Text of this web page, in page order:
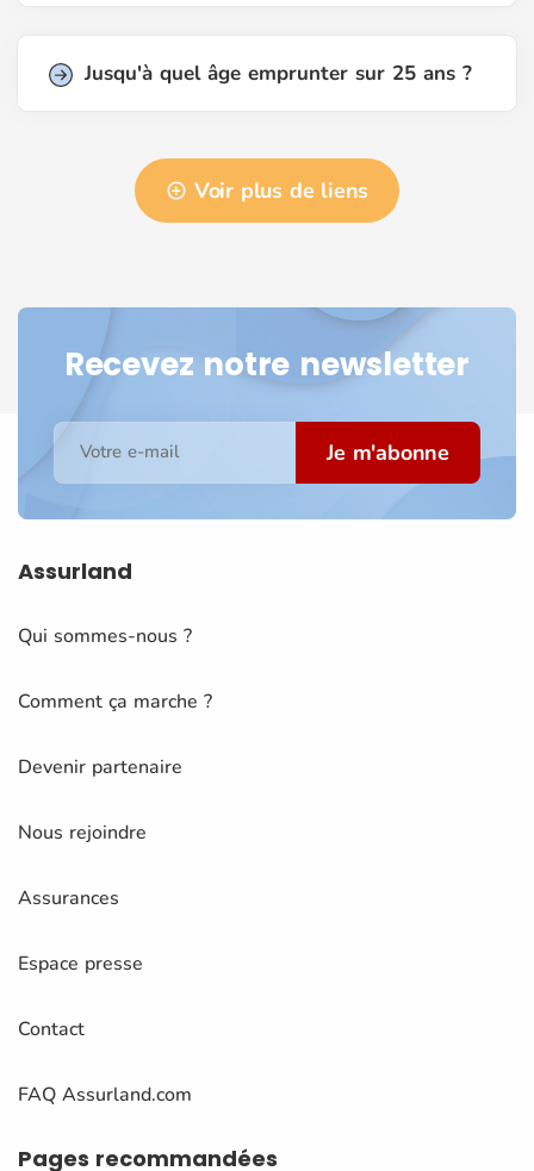
Jusqu'à quel âge emprunter sur 25 ans ?
Voir plus de liens
Recevez notre newsletter
Votre e-mail Je m'abonne
Assurland
Qui sommes-nous ?
Comment ça marche ?
Devenir partenaire
Nous rejoindre
Assurances
Espace presse
Contact
FAQ Assurland.com
Pages recommandées